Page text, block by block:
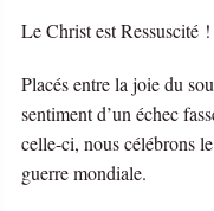
Le Christ est Ressuscité !
Placés entre la joie du
sentiment d’un échec
celle-ci, nous célébrons
guerre mondiale.